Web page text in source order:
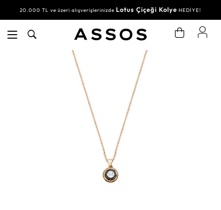
20.000 TL ve üzeri alışverişlerinizde Lotus Çiçeği Kolye HEDİYE!